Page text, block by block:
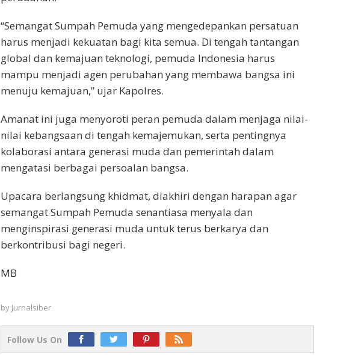
“Semangat Sumpah Pemuda yang mengedepankan persatuan
harus menjadi kekuatan bagi kita semua. Di tengah tantangan
global dan kemajuan teknologi, pemuda Indonesia harus
mampu menjadi agen perubahan yang membawa bangsa ini
menuju kemajuan,” ujar Kapolres.
Amanat ini juga menyoroti peran pemuda dalam menjaga nilai-
nilai kebangsaan di tengah kemajemukan, serta pentingnya
kolaborasi antara generasi muda dan pemerintah dalam
mengatasi berbagai persoalan bangsa.
Upacara berlangsung khidmat, diakhiri dengan harapan agar
semangat Sumpah Pemuda senantiasa menyala dan
menginspirasi generasi muda untuk terus berkarya dan
berkontribusi bagi negeri.
MB
by Jurnalsiber
Follow Us On